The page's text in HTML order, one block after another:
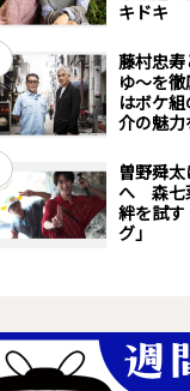
キドキ
藤村忠
ゆ～を
はボケ
介の魅力
曽野舜
へ 森七
絆を試
グ」